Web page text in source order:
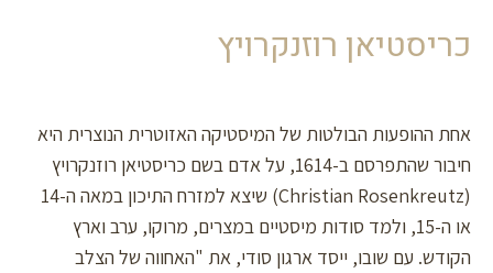
כריסטיאן רוזנקרויץ
אחת ההופעות הבולטות של המיסטיקה האזוטרית הנוצרית היא
חיבור שהתפרסם ב-1614, על אדם בשם כריסטיאן רוזנקרויץ
(Christian Rosenkreutz) שיצא למזרח התיכון במאה ה-14
או ה-15, ולמד סודות מיסטיים במצרים, מרוקו, ערב וארץ
הקודש. עם שובו, ייסד ארגון סודי, את "האחווה של הצלב